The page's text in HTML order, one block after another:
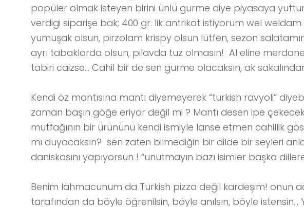
popüler olmak isteyen birini ünlü gurme diye piyasaya
verdigi siparişe bak; 400 gr. lik antrikot istiyorum wel
yumuşak olsun, pirzolam krispy olsun lütfen, sezon
ayrı tabaklarda olsun, pilavda tuz olmasın! Al eline
tabiri caizse… Cahil bir de sen gurme olacaksın, ak
Kendi öz mantısına mantı diyemeyerek “turkish ravyoli”
zaman başın göğe eriyor değil mi ? Mantı desen ipe
mutfağının bir ürününü kendi ismiyle lanse etmen cahillik
mı duyacaksın? sen zaten bilmediğin bir dilde bir seyleri
daniskasını yapıyorsun ! “unutmayın bazı isimler başka
Benim lahmacunum da Turkish pizza değil kardeşim! onun
tarafından da böyle öğrenilsin, böyle anılsın, böyle istensin...